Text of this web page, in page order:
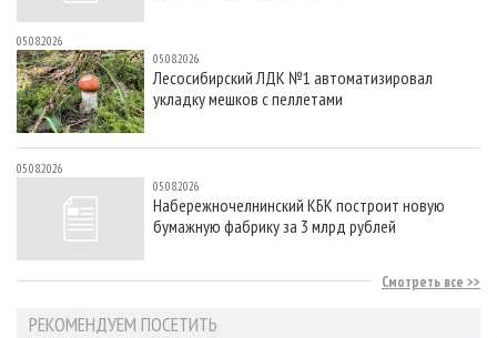
05.08.2026
05.08.2026
Лесосибирский ЛДК №1 автоматизировал
укладку мешков с пеллетами
05.08.2026
05.08.2026
Набережночелнинский КБК построит новую
бумажную фабрику за 3 млрд рублей
Смотреть все
РЕКОМЕНДУЕМ ПОСЕТИТЬ